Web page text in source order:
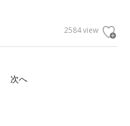
2584 view
次へ